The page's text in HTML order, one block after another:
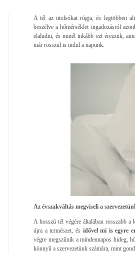
A tél az utolsókat rúgja, és legtöbben
beszélve a hőmérséklet ingadozásról
elaludni, és minél inkább ezt érezzük,
már rosszul is indul a napunk.
Az évszakváltás megviseli a
A hosszú tél végére általában rosszabb a
újra a természet, és idővel mi is egyre
végre megszűnik a mindennapos hideg,
könnyű a szervezetünk számára, mint